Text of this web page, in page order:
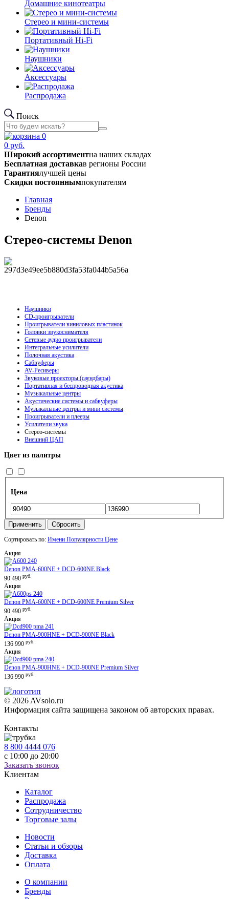
Домашние кинотеатры
Стерео и мини-системы
Портативный Hi-Fi
Наушники
Аксессуары
Распродажа
Поиск
0
0 руб.
Широкий ассортиментна наших складах
Бесплатная доставкав регионы России
Гарантиялучшей цены
Скидки постояннымпокупателям
Главная
Бренды
Denon
Стерео-системы Denon
Наушники
CD-проигрыватели
Проигрыватели виниловых пластинок
Головки звукоснимателя
Сетевые аудио проигрыватели
Интегральные усилители
Полочная акустика
Сабвуферы
AV-Ресиверы
Звуковые проекторы (саундбары)
Портативная и беспроводная акустика
Музыкальные центры
Акустические системы и сабвуферы
Музыкальные центры и мини системы
Проигрыватели и плееры
Усилители звука
Стерео-системы
Внешний ЦАП
Цвет из палитры
Цена
Применить Сбросить
Сортировать по: Имени Популярности Цене
Акция
Denon PMA-600NE + DCD-600NE Black
90 490 руб.
Акция
Denon PMA-600NE + DCD-600NE Premium Silver
90 490 руб.
Акция
Denon PMA-900HNE + DCD-900NE Black
136 990 руб.
Акция
Denon PMA-900HNE + DCD-900NE Premium Silver
136 990 руб.
© 2026 AVsolo.ru
Информация сайта защищена законом об авторских правах.
Контакты
8 800 4444 076
с 10:00 до 20:00
Заказать звонок
Клиентам
Каталог
Распродажа
Сотрудничество
Торговые залы
Новости
Статьи и обзоры
Доставка
Оплата
О компании
Бренды